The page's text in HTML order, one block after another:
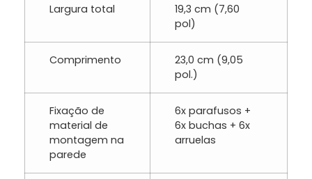
Largura total
19,3 cm (7,60
pol)
Comprimento
23,0 cm (9,05
pol.)
Fixação de
material de
montagem na
parede
6x parafusos +
6x buchas + 6x
arruelas